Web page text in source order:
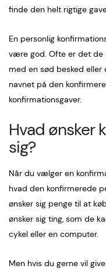
finde den helt rigtige
En personlig
være god. Ofte er det de
med en sød besked
navnet på den
konfirmationsgaver.
Hvad ønsker
sig?
Når du vælger en
hvad den konfirmerede
ønsker sig penge til at
ønsker sig ting, som de
cykel eller en computer.
Men hvis du gerne vil